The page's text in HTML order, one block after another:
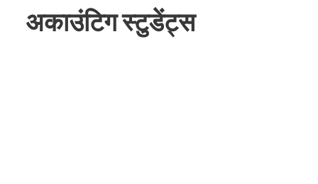
अकाउंटिग स्टुडेंट्स